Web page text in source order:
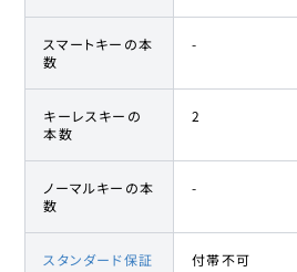
スマートキーの本
数
-
キーレスキーの
本数
2
ノーマルキーの本
数
-
スタンダード保証 付帯不可